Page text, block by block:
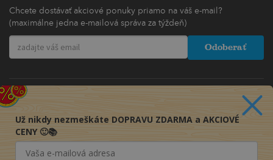
Chcete dostávať akciové ponuky priamo na váš e-mail?
(maximálne jedna e-mailová správa za týždeň)
Odoberať
Už nikdy nezmeškáte DOPRAVU ZDARMA a AKCIOVÉ
CENY 🙂📚